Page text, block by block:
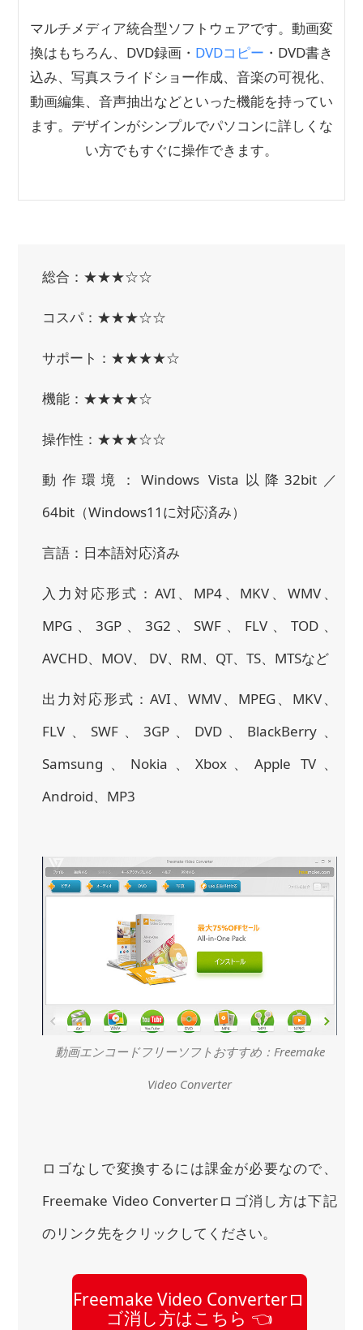
マルチメディア統合型ソフトウェアです。動画変
換はもちろん、DVD録画・ DVDコピー ・DVD書き
込み、写真スライドショー作成、音楽の可視化、
動画編集、音声抽出などといった機能を持ってい
ます。デザインがシンプルでパソコンに詳しくな
い方でもすぐに操作できます。
総合：★★★☆☆
コスパ：★★★☆☆
サポート：★★★★☆
機能：★★★★☆
操作性：★★★☆☆
動作環境：Windows Vista以降32bit／
64bit（Windows11に対応済み）
言語：日本語対応済み
入力対応形式：AVI、MP4、MKV、WMV、
MPG、3GP、3G2、SWF、FLV、TOD、
AVCHD、MOV、 DV、RM、QT、TS、MTSなど
出力対応形式：AVI、WMV、MPEG、MKV、
FLV、SWF、3GP、DVD、BlackBerry、
Samsung、Nokia、Xbox、Apple TV、
Android、MP3
動画エンコードフリーソフトおすすめ：Freemake
Video Converter
ロゴなしで変換するには課金が必要なので、
Freemake Video Converterロゴ消し方は下記
のリンク先をクリックしてください。
Freemake Video Converterロ
ゴ消し方はこちら 👈